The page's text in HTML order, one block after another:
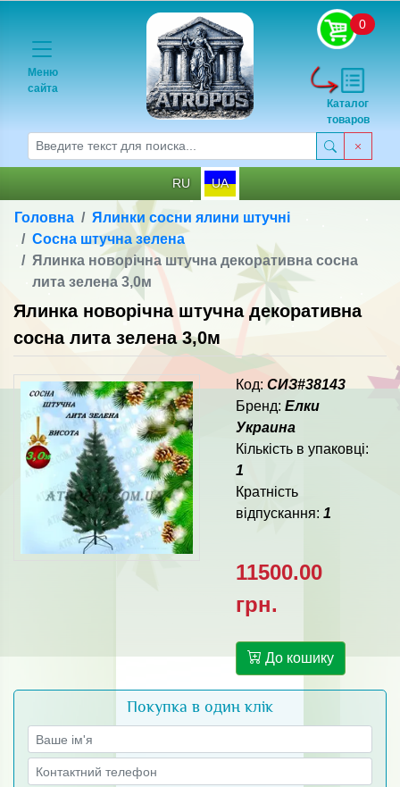
Меню
сайта
0
Каталог
товаров
RU UA
Головна
Ялинки сосни ялини штучні
Сосна штучна зелена
Ялинка новорічна штучна декоративна сосна
лита зелена 3,0м
Ялинка новорічна штучна декоративна
сосна лита зелена 3,0м
Код: СИЗ#38143
Бренд: Елки
Украина
Кількість в упаковці:
1
Кратність
відпускання: 1
11500.00
грн.
До кошику
Покупка в один клік